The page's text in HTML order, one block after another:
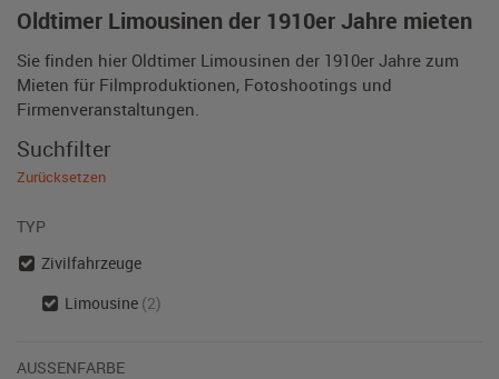
Oldtimer Limousinen der 1910er Jahre mieten
Sie finden hier Oldtimer Limousinen der 1910er Jahre zum
Mieten für Filmproduktionen, Fotoshootings und
Firmenveranstaltungen.
Suchfilter
Zurücksetzen
TYP
Zivilfahrzeuge
Limousine (2)
AUSSENFARBE